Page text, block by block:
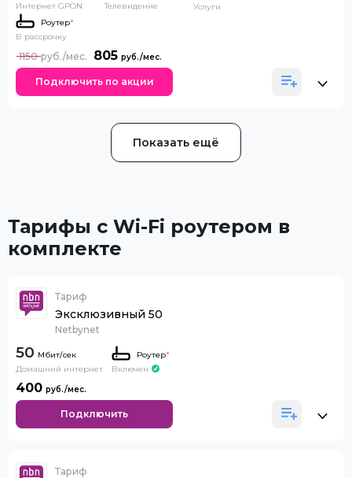
Интернет GPON Телевидение
Услуги
Роутер*
В рассрочку
805
1150
Подключить по акции
Показать ещё
Тарифы с Wi-Fi роутером в
комплекте
Тариф
Эксклюзивный 50
Netbynet
50
Домашний интернет
Роутер*
Включен
400
Подключить
Тариф